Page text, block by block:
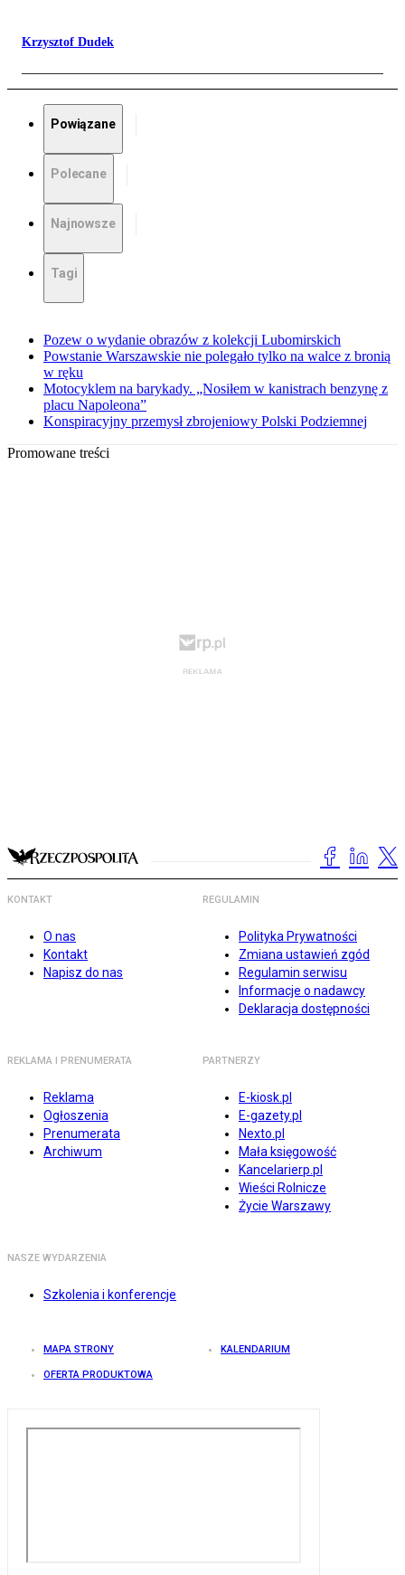
Krzysztof Dudek
Powiązane
Polecane
Najnowsze
Tagi
Pozew o wydanie obrazów z kolekcji Lubomirskich
Powstanie Warszawskie nie polegało tylko na walce z bronią
w ręku
Motocyklem na barykady. „Nosiłem w kanistrach benzynę z
placu Napoleona”
Konspiracyjny przemysł zbrojeniowy Polski Podziemnej
Promowane treści
KONTAKT
O nas
Kontakt
Napisz do nas
REGULAMIN
Polityka Prywatności
Zmiana ustawień zgód
Regulamin serwisu
Informacje o nadawcy
Deklaracja dostępności
REKLAMA I PRENUMERATA
Reklama
Ogłoszenia
Prenumerata
Archiwum
PARTNERZY
E-kiosk.pl
E-gazety.pl
Nexto.pl
Mała księgowość
Kancelarierp.pl
Wieści Rolnicze
Życie Warszawy
NASZE WYDARZENIA
Szkolenia i konferencje
MAPA STRONY KALENDARIUM
OFERTA PRODUKTOWA